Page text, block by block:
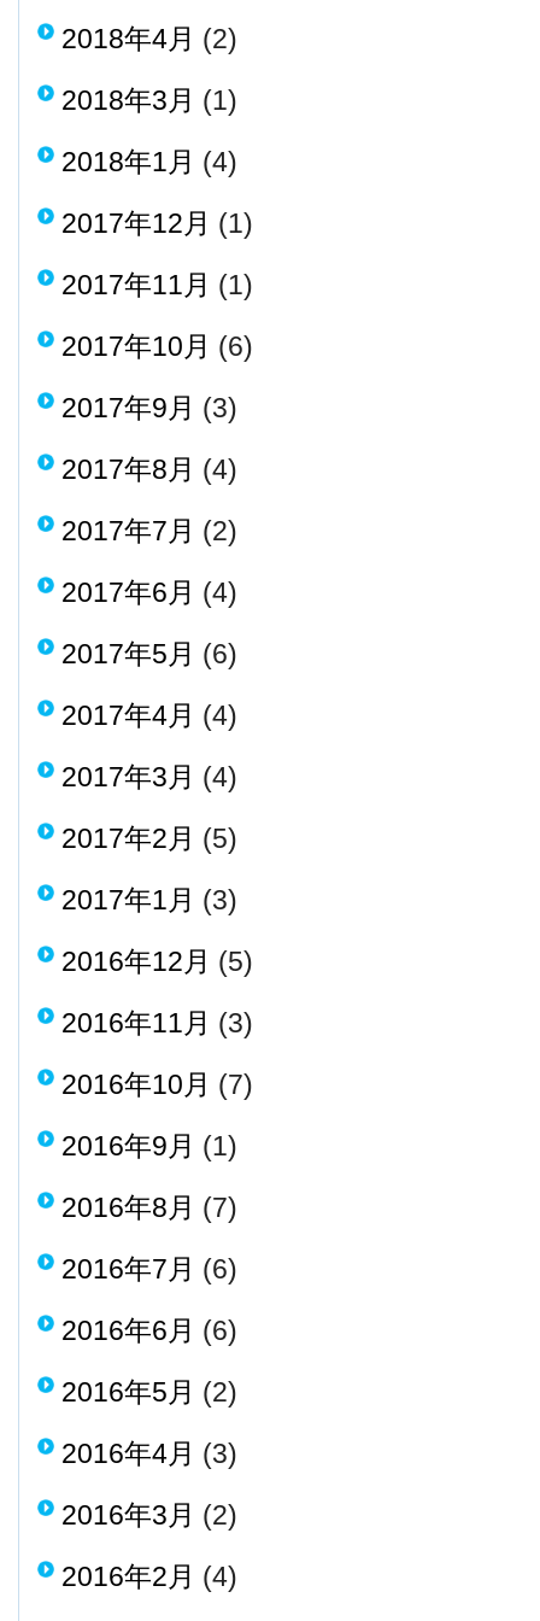
2018年4月 (2)
2018年3月 (1)
2018年1月 (4)
2017年12月 (1)
2017年11月 (1)
2017年10月 (6)
2017年9月 (3)
2017年8月 (4)
2017年7月 (2)
2017年6月 (4)
2017年5月 (6)
2017年4月 (4)
2017年3月 (4)
2017年2月 (5)
2017年1月 (3)
2016年12月 (5)
2016年11月 (3)
2016年10月 (7)
2016年9月 (1)
2016年8月 (7)
2016年7月 (6)
2016年6月 (6)
2016年5月 (2)
2016年4月 (3)
2016年3月 (2)
2016年2月 (4)